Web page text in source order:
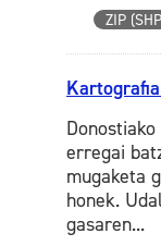
ZIP
erregai
mugaketa
honek.
gasaren...